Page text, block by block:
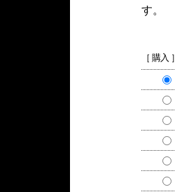
す。
［ 購入 ］